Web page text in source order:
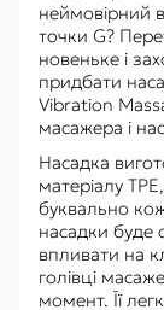
неймовірний
точки G?
новеньке і
придбати
Vibration
масажера і
Насадка
матеріалу
буквально
насадки буде
впливати на
голівці
момент. Її